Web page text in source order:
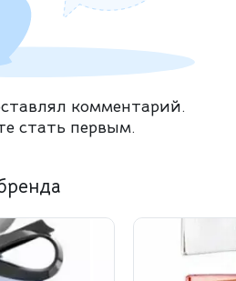
комментарий.
стать первым.